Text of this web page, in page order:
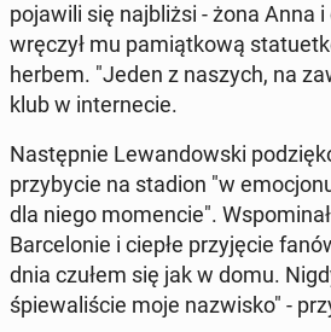
po­ja­wi­li się naj­bliż­si - żona Anna
wręczył mu pa­miąt­ko­wą
herbem. "Jeden z naszych, na
klub w in­ter­ne­cie.
Na­stęp­nie Le­wan­dow­ski
przy­by­cie na stadion "w
dla niego mo­men­cie".
Bar­ce­lo­nie i ciepłe przy­ję­cie
dnia czułem się jak w domu.
śpie­wa­li­ście moje na­zwi­sko" -